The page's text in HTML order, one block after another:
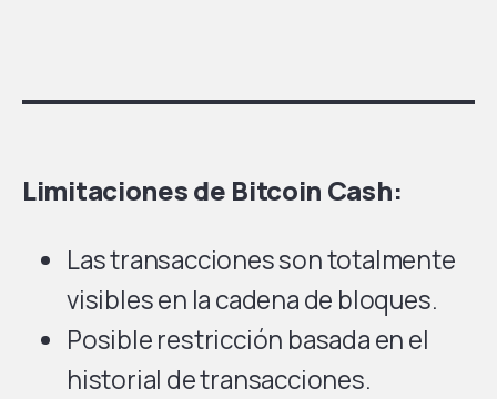
Limitaciones de Bitcoin Cash:
Las transacciones son totalmente
visibles en la cadena de bloques.
Posible restricción basada en el
historial de transacciones.